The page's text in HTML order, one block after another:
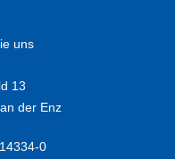
uns
13
der Enz
0